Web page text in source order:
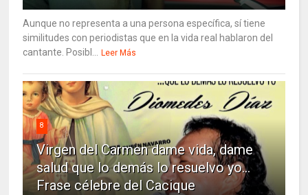
Aunque no representa a una persona específica, sí tiene
similitudes con periodistas que en la vida real hablaron del
cantante. Posibl... Leer Más
8
Virgen del Carmen dame vida, dame
salud que lo demás lo resuelvo yo…
Frase célebre del Cacique